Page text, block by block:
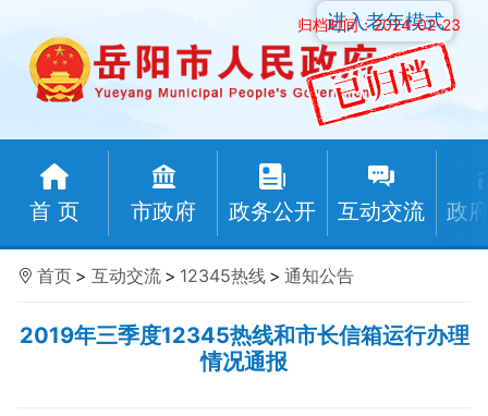
归档时间：2024-02-23
首 页 市政府 政务公开 互动交流 政
进入老年模式
首页 > 互动交流 > 12345热线 > 通知公告
2019年三季度12345热线和市长信箱运行办理
情况通报